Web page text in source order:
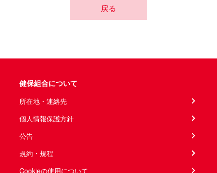
戻る
健保組合について
所在地・連絡先
個人情報保護方針
公告
規約・規程
Cookieの使用について